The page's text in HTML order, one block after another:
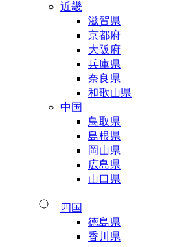
近畿
滋賀県
京都府
大阪府
兵庫県
奈良県
和歌山県
中国
鳥取県
島根県
岡山県
広島県
山口県
四国
徳島県
香川県